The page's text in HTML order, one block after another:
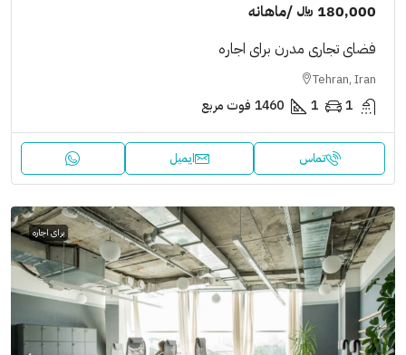
180,000 ﷼
/ماهانه
فضای تجاری مدرن برای اجاره
Tehran, Iran
1
1
1460 فوت مربع
تماس ایمیل
برای اجاره